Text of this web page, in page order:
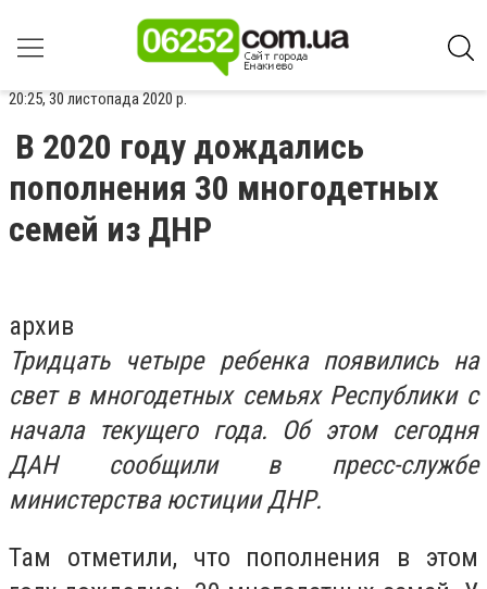
20:25, 30 листопада 2020 р.
В 2020 году дождались
пополнения 30 многодетных
семей из ДНР
архив
Тридцать четыре ребенка появились на
свет в многодетных семьях Республики с
начала текущего года. Об этом сегодня
ДАН сообщили в пресс-службе
министерства юстиции ДНР.
Там отметили, что пополнения в этом